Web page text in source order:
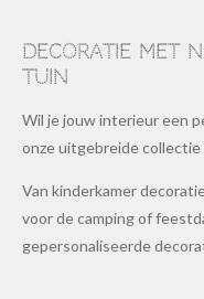
Decoratie met
tuin
Wil je jouw interieur een
onze uitgebreide collectie
Van kinderkamer
voor de camping of
gepersonaliseerde